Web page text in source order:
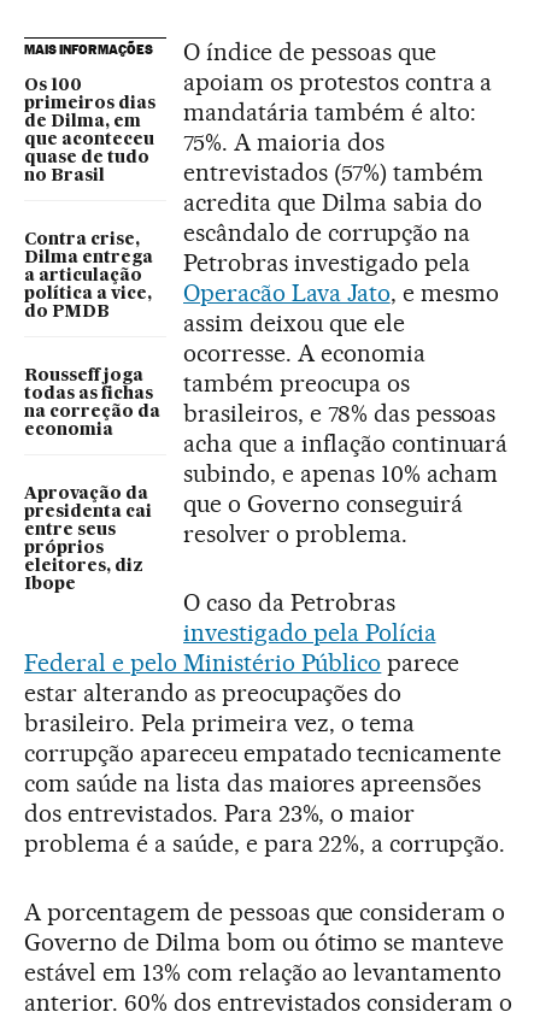
MAIS INFORMAÇÕES
Os 100
primeiros dias
de Dilma, em
que aconteceu
quase de tudo
no Brasil
Contra crise,
Dilma entrega
a articulação
política a vice,
do PMDB
Rousseff joga
todas as fichas
na correção da
economia
Aprovação da
presidenta cai
entre seus
próprios
eleitores, diz
Ibope
O índice de pessoas que
apoiam os protestos contra a
mandatária também é alto:
75%. A maioria dos
entrevistados (57%) também
acredita que Dilma sabia do
escândalo de corrupção na
Petrobras investigado pela
Operacão Lava Jato, e mesmo
assim deixou que ele
ocorresse. A economia
também preocupa os
brasileiros, e 78% das pessoas
acha que a inflação continuará
subindo, e apenas 10% acham
que o Governo conseguirá
resolver o problema.
O caso da Petrobras
investigado pela Polícia
Federal e pelo Ministério Público parece
estar alterando as preocupações do
brasileiro. Pela primeira vez, o tema
corrupção apareceu empatado tecnicamente
com saúde na lista das maiores apreensões
dos entrevistados. Para 23%, o maior
problema é a saúde, e para 22%, a corrupção.
A porcentagem de pessoas que consideram o
Governo de Dilma bom ou ótimo se manteve
estável em 13% com relação ao levantamento
anterior. 60% dos entrevistados consideram o